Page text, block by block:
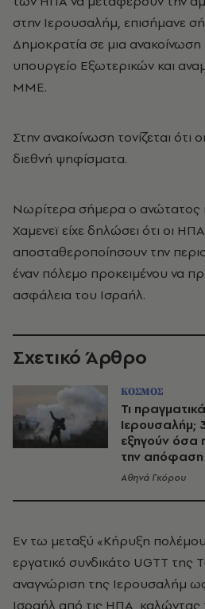
στην Ιερουσαλήμ, επισήμανε
Δημοκρατία σε μια
υπουργείο Εξωτερικών και
ΜΜΕ.
Στην ανακοίνωση τονίζεται
διεθνή ψηφίσματα.
Νωρίτερα σήμερα ο ανώτατος
Χαμενεϊ είχε δηλώσει ότι οι
αποσταθεροποίησουν την
έναν πόλεμο προκειμένου να
ασφάλεια του Ισραήλ.
Σχετικό Άρθρο
ΚΟΣΜΟΣ
Τι
Ιερουσαλήμ;
εξηγούν όσα
την
Αθηνά Γκόρου
Εν τω μεταξύ «Κήρυξη
εργατικό συνδικάτο UGTT της
αναγνώριση της Ιερουσαλήμ
Ισραήλ από τις ΗΠΑ, καλώντας